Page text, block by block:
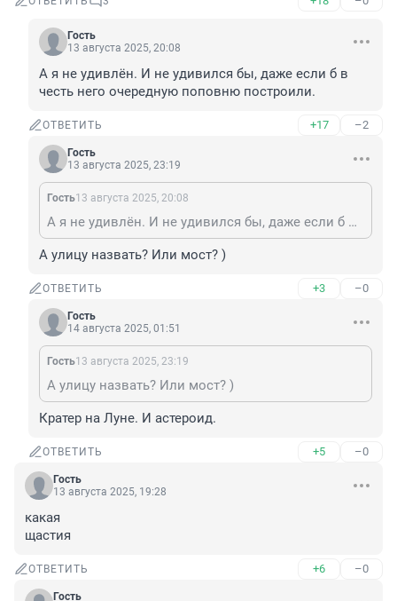
Гость
13 августа 2025, 20:08
А я не удивлён. И не удивился бы, даже если б в
честь него очередную поповню построили.
ОТВЕТИТЬ +17 –2
Гость
13 августа 2025, 23:19
Гость13 августа 2025, 20:08
А я не удивлён. И не удивился бы, даже если б в честь него очередную поповню построили.
А улицу назвать? Или мост? )
ОТВЕТИТЬ +3 –0
Гость
14 августа 2025, 01:51
Гость13 августа 2025, 23:19
А улицу назвать? Или мост? )
Кратер на Луне. И астероид.
ОТВЕТИТЬ +5 –0
Гость
13 августа 2025, 19:28
какая
щастия
ОТВЕТИТЬ +6 –0
Гость